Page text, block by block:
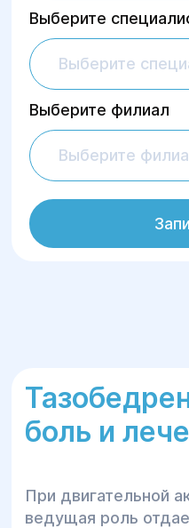
Выберите
Выберите
Выберите филиал
Выберите
боль и
При двигательной
ведущая роль